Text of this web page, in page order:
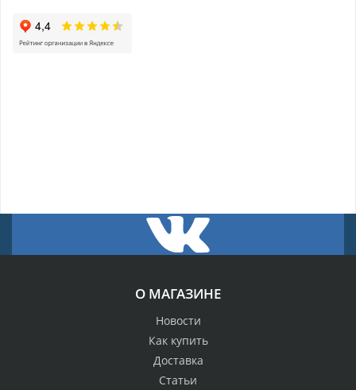
О МАГАЗИНЕ
Новости
Как купить
Доставка
Статьи